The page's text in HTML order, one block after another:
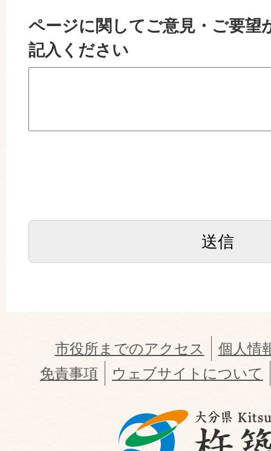
ページに関してご意見・ご要望
記入ください
市役所までのアクセス
個人情
免責事項
ウェブサイトについて